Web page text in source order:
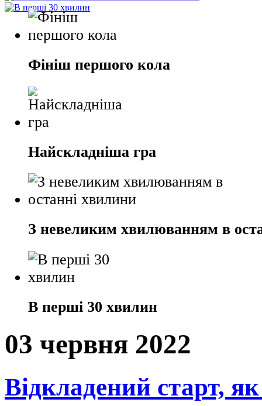
Фініш першого кола
Найскладніша гра
З невеликим хвилюванням в
В перші 30 хвилин
03 червня 2022
Відкладений старт,